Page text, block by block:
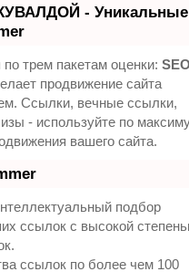
- Уникальные
трем пакетам оценки:
продвижение сайта
Ссылки, вечные ссылки,
- используйте по
вашего сайта.
подбор
ссылок с высокой
ссылок по более чем 100